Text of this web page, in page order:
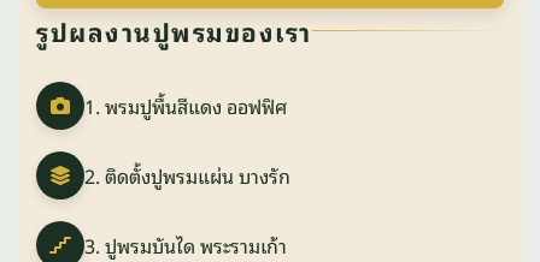
รูปผลงานปูพรมของเรา
1. พรมปูพื้นสีแดง ออฟฟิศ
2. ติดตั้งปูพรมแผ่น บางรัก
3. ปูพรมบันได พระรามเก้า